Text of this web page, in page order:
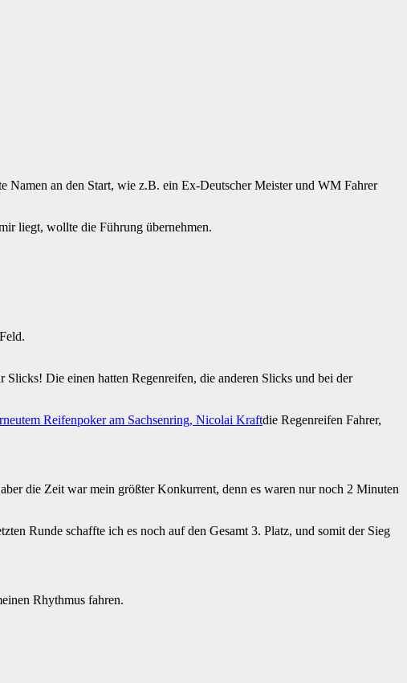
Namen an den Start, wie z.B. ein Ex-Deutscher Meister und WM Fahrer
liegt, wollte die Führung übernehmen.
Die einen hatten Regenreifen, die anderen Slicks und bei der
die Regenreifen Fahrer,
die Zeit war mein größter Konkurrent, denn es waren nur noch 2 Minuten
Runde schaffte ich es noch auf den Gesamt 3. Platz, und somit der Sieg
Rhythmus fahren.